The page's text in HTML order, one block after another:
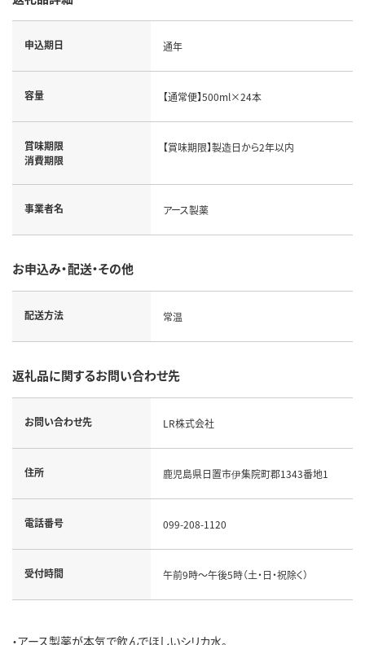
申込期日 通年
容量 【通常便】500ml×24本
賞味期限
消費期限
【賞味期限】製造日から2年以内
事業者名 アース製薬
お申込み・配送・その他
配送方法 常温
返礼品に関するお問い合わせ先
お問い合わせ先 LR株式会社
住所 鹿児島県日置市伊集院町郡1343番地1
電話番号 099-208-1120
受付時間 午前9時～午後5時（土・日・祝除く）
・アース製薬が本気で飲んでほしいシリカ水。